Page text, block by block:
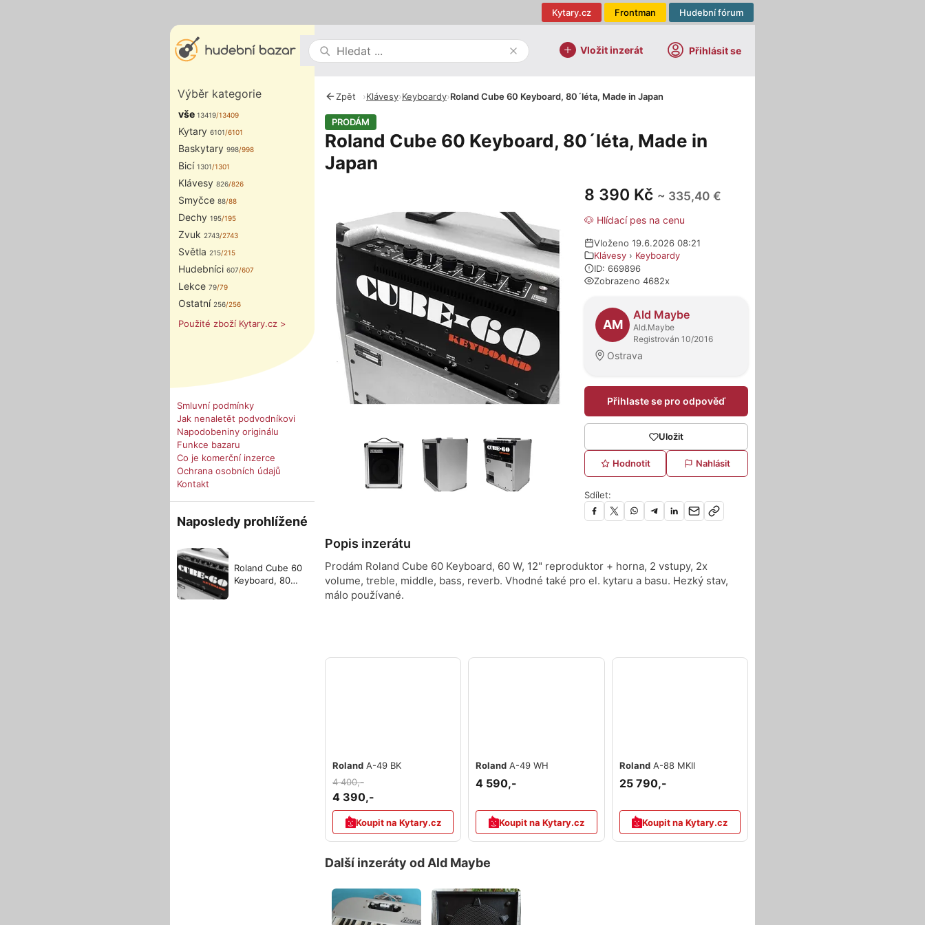
Hudební fórum
Frontman
Kytary.cz
Vložit inzerát Přihlásit se
Výběr kategorie
vše 13419/13409
Kytary 6101/6101
Baskytary 998/998
Bicí 1301/1301
Klávesy 826/826
Smyčce 88/88
Dechy 195/195
Zvuk 2743/2743
Světla 215/215
Hudebníci 607/607
Lekce 79/79
Ostatní 256/256
Použité zboží Kytary.cz >
Smluvní podmínky
Jak nenaletět podvodníkovi
Napodobeniny originálu
Funkce bazaru
Co je komerční inzerce
Ochrana osobních údajů
Kontakt
Naposledy prohlížené
Roland Cube 60
Keyboard, 80
Zpět ›Klávesy›Keyboardy›Roland Cube 60 Keyboard, 80´léta, Made in Japan
PRODÁM
Roland Cube 60 Keyboard, 80´léta, Made in
Japan
8 390 Kč ~ 335,40 €
🐶 Hlídací pes na cenu
Vloženo 19.6.2026 08:21
Klávesy › Keyboardy
ID: 669896
Zobrazeno 4682x
O prodejci
AM
Ald Maybe
Ald.Maybe
Registrován 10/2016
Ostrava
Přihlaste se pro odpověď
Uložit
Hodnotit Nahlásit
Sdílet:
Popis inzerátu
Prodám Roland Cube 60 Keyboard, 60 W, 12" reproduktor + horna, 2 vstupy, 2x
volume, treble, middle, bass, reverb. Vhodné také pro el. kytaru a basu. Hezký stav,
málo používané.
Roland A-49 BK
4 400,-
4 390,-
Koupit na Kytary.cz
Roland A-49 WH
4 590,-
Koupit na Kytary.cz
Roland A-88 MKII
25 790,-
Koupit na Kytary.cz
Další inzeráty od Ald Maybe